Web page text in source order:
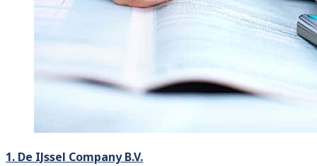
1. De IJssel Company B.V.